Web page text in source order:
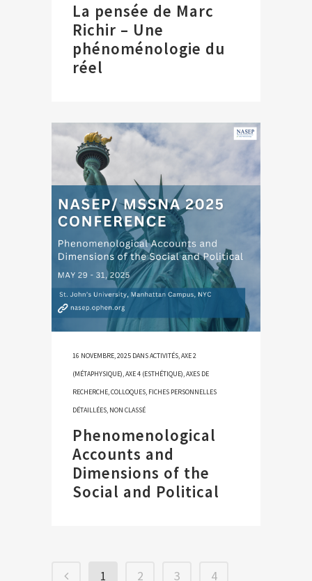
La pensée de Marc
Richir – Une
phénoménologie du
réel
16 NOVEMBRE, 2025 DANSACTIVITÉS,AXE 2
(MÉTAPHYSIQUE),AXE 4 (ESTHÉTIQUE),AXES DE
RECHERCHE,COLLOQUES, FICHES PERSONNELLES
DÉTAILLÉES, NON CLASSÉ
Phenomenological
Accounts and
Dimensions of the
Social and Political
1 2 3
4